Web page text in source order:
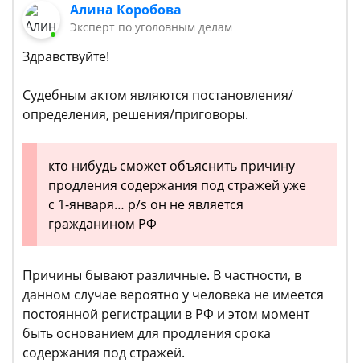
Алина Коробова
Эксперт по уголовным делам
Здравствуйте!
Судебным актом являются постановления/
определения, решения/приговоры.
кто нибудь сможет объяснить причину
продления содержания под стражей уже
с 1-января… p/s он не является
гражданином РФ
Причины бывают различные. В частности, в
данном случае вероятно у человека не имеется
постоянной регистрации в РФ и этом момент
быть основанием для продления срока
содержания под стражей.